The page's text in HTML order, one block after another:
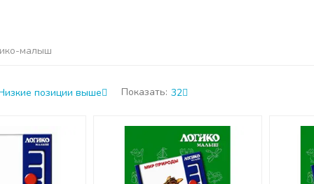
малыш
позиции выше Показать: 32